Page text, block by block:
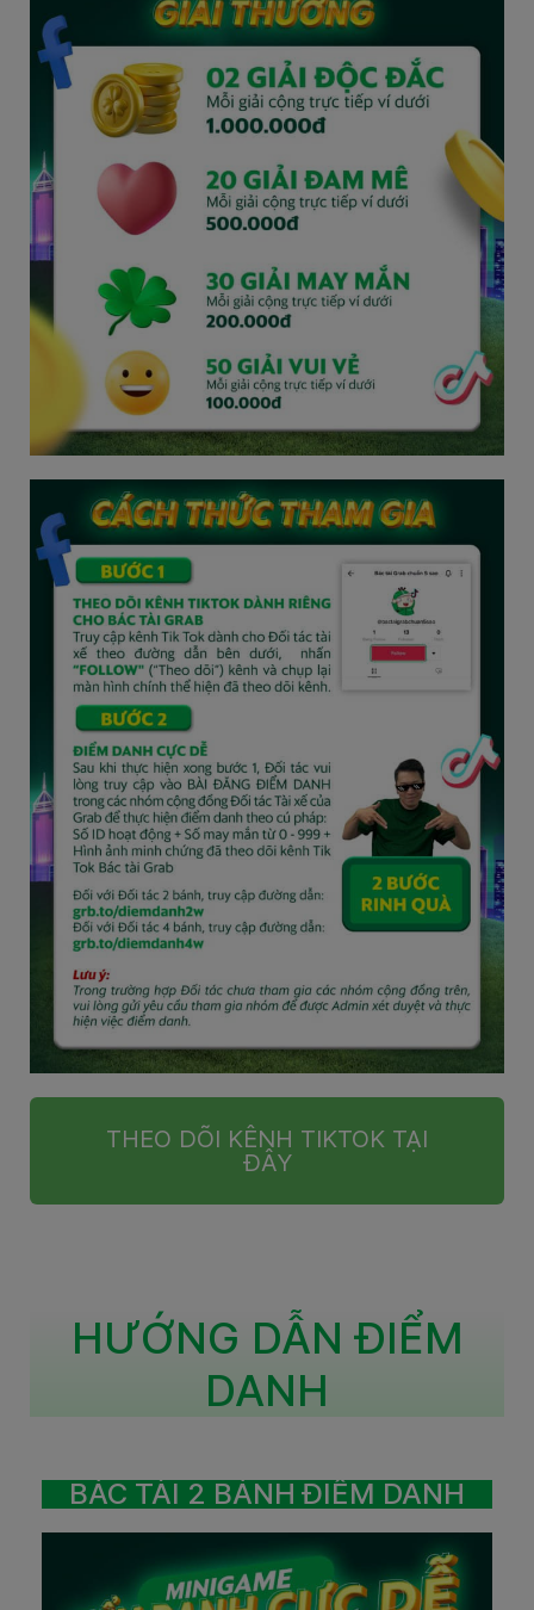
THEO DÕI KÊNH TIKTOK TẠI
ĐÂY
HƯỚNG DẪN ĐIỂM
DANH
BÁC TÀI 2 BÁNH ĐIỂM DANH